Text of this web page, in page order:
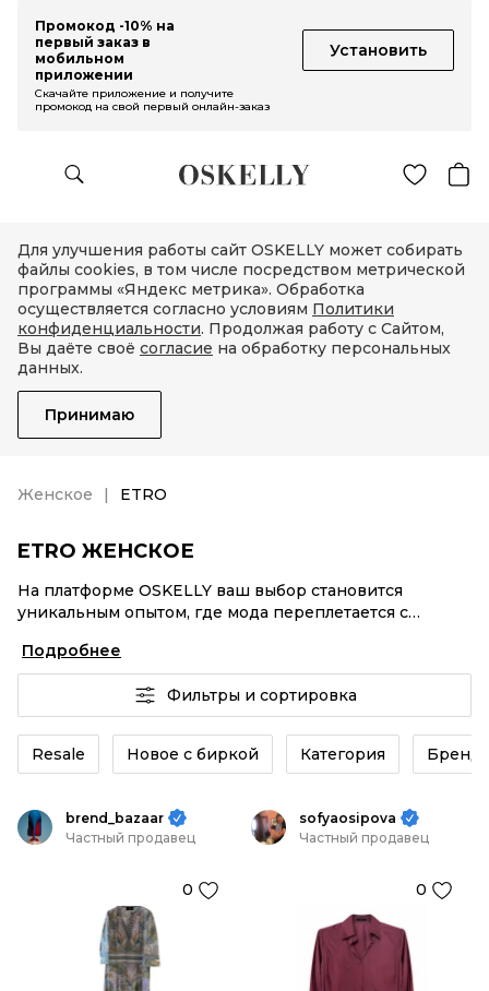
Промокод -10% на
первый заказ в
мобильном
приложении
Установить
Скачайте приложение и получите
промокод на свой первый онлайн-заказ
Для улучшения работы сайт OSKELLY может собирать
файлы cookies, в том числе посредством метрической
программы «Яндекс метрика». Обработка
осуществляется согласно условиям Политики
конфиденциальности. Продолжая работу с Сайтом,
Вы даёте своё согласие на обработку персональных
данных.
Принимаю
Женское ETRO
ETRO ЖЕНСКОЕ
На платформе OSKELLY ваш выбор становится
уникальным опытом, где мода переплетается с
аутентификация каждого заказа – ETRO Женское от
селлеров OSKELLY с быстрой доставкой по России.
Ваш стиль не ждет, и мы тоже! Винтажные изделия
или ETRO Женское из новых коллекций –
заказывайте на сайте или в приложении OSKELLY с
целой экосистемой инструментов.
Подробнее
Фильтры и сортировка
Resale Новое с биркой Категория Бренд
brend_bazaar
Частный продавец
0
sofyaosipova
Частный продавец
0